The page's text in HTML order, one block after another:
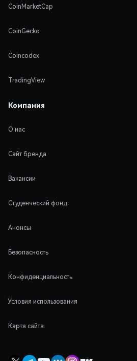
CoinMarketCap
CoinGecko
Coincodex
TradingView
Компания
О нас
Сайт бренда
Вакансии
Студенческий фонд
Анонсы
Безопасность
Конфиденциальность
Условия использования
Карта сайта